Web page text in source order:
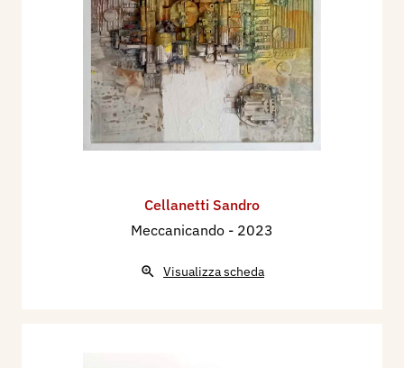
Cellanetti Sandro
Meccanicando - 2023
Visualizza scheda